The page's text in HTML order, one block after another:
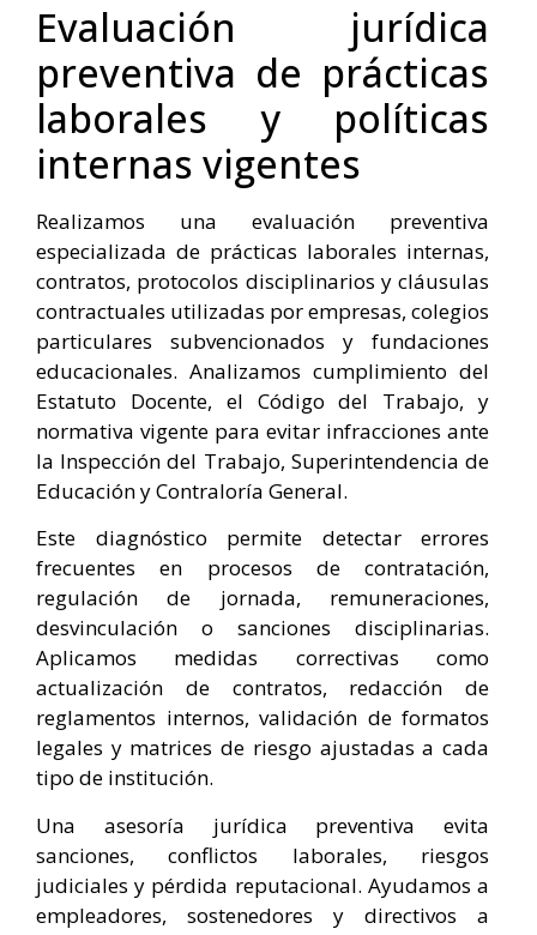
Evaluación jurídica
preventiva de prácticas
laborales y políticas
internas vigentes
Realizamos una evaluación preventiva
especializada de prácticas laborales internas,
contratos, protocolos disciplinarios y cláusulas
contractuales utilizadas por empresas, colegios
particulares subvencionados y fundaciones
educacionales. Analizamos cumplimiento del
Estatuto Docente, el Código del Trabajo, y
normativa vigente para evitar infracciones ante
la Inspección del Trabajo, Superintendencia de
Educación y Contraloría General.
Este diagnóstico permite detectar errores
frecuentes en procesos de contratación,
regulación de jornada, remuneraciones,
desvinculación o sanciones disciplinarias.
Aplicamos medidas correctivas como
actualización de contratos, redacción de
reglamentos internos, validación de formatos
legales y matrices de riesgo ajustadas a cada
tipo de institución.
Una asesoría jurídica preventiva evita
sanciones, conflictos laborales, riesgos
judiciales y pérdida reputacional. Ayudamos a
empleadores, sostenedores y directivos a